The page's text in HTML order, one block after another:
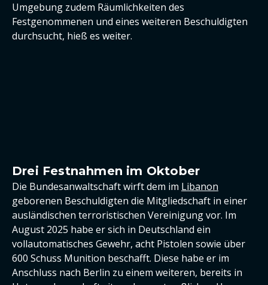
Umgebung zudem Räumlichkeiten des
Festgenommenen und eines weiteren Beschuldigten
durchsucht, hieß es weiter.
Drei Festnahmen im Oktober
Die Bundesanwaltschaft wirft dem im Libanon
geborenen Beschuldigten die Mitgliedschaft in einer
ausländischen terroristischen Vereinigung vor. Im
August 2025 habe er sich in Deutschland ein
vollautomatisches Gewehr, acht Pistolen sowie über
600 Schuss Munition beschafft. Diese habe er im
Anschluss nach Berlin zu einem weiteren, bereits in